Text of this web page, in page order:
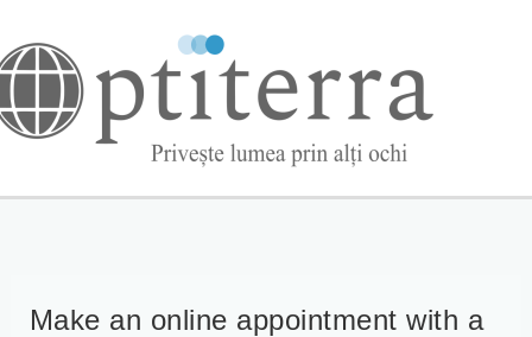
content
Make an online appointment with a